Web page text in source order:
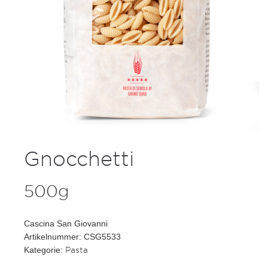
Gnocchetti
500g
Cascina San Giovanni
Artikelnummer: CSG5533
Kategorie: Pasta